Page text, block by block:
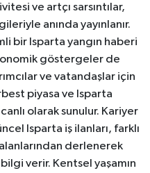
ve artçı sarsıntılar,
anında yayınlanır.
bir Isparta yangın haberi
göstergeler de
ve vatandaşlar için
piyasa ve Isparta
olarak sunulur. Kariyer
Isparta iş ilanları, farklı
derlenerek
verir. Kentsel yaşamın